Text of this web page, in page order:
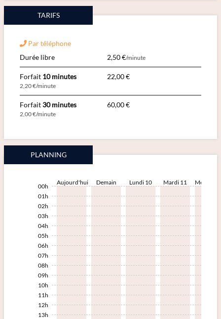
TARIFS
Par téléphone
Durée libre
2,50 €/minute
Forfait 10 minutes
2,20 €/minute
22,00 €
Forfait30 minutes
2,00 €/minute
60,00 €
PLANNING
00h
01h
02h
03h
04h
05h
06h
07h
08h
09h
10h
11h
12h
13h
Aujourd'hui Demain Lundi 10 Mardi 11 Mercredi